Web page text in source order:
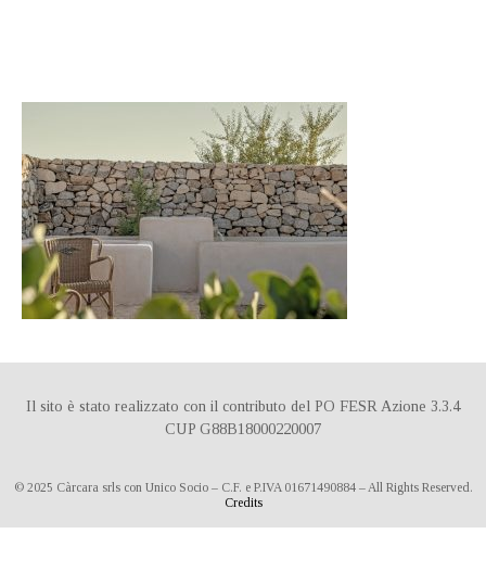
Il sito è stato realizzato con il contributo del PO FESR Azione 3.3.4
CUP G88B18000220007
© 2025 Càrcara srls con Unico Socio – C.F. e P.IVA 01671490884 – All Rights Reserved.
Credits